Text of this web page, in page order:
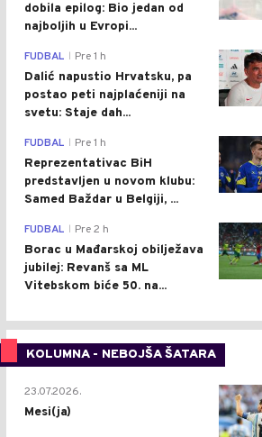
dobila epilog: Bio jedan od
najboljih u Evropi...
FUDBAL Pre 1 h
Dalić napustio Hrvatsku, pa
postao peti najplaćeniji na
svetu: Staje dah...
FUDBAL Pre 1 h
Reprezentativac BiH
predstavljen u novom klubu:
Samed Baždar u Belgiji, ...
FUDBAL Pre 2 h
Borac u Mađarskoj obilježava
jubilej: Revanš sa ML
Vitebskom biće 50. na...
KOLUMNA - NEBOJŠA ŠATARA
23.07.2026.
Mesi(ja)